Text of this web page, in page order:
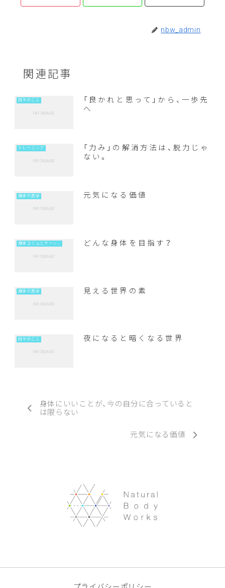
nbw_admin
関連記事
日々のこと
「良かれと思って」から、一歩先
へ
トレーニング
「力み」の解消方法は、脱力じゃ
ない。
身体の哲学 元気になる価値
身体コミュニケーション どんな身体を目指す？
身体の哲学 見える世界の素
日々のこと 夜になると暗くなる世界
身体にいいことが、今の自分に合っていると
は限らない
元気になる価値